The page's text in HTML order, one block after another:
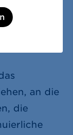
mit
an die
die